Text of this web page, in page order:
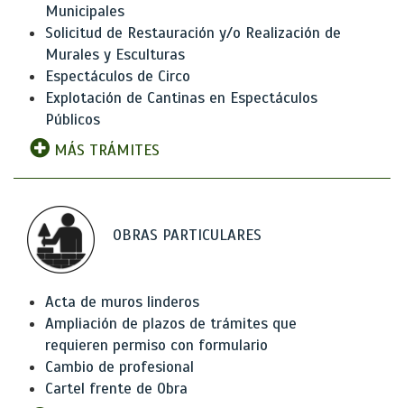
Municipales
Solicitud de Restauración y/o Realización de
Murales y Esculturas
Espectáculos de Circo
Explotación de Cantinas en Espectáculos
Públicos
MÁS TRÁMITES
OBRAS PARTICULARES
Acta de muros linderos
Ampliación de plazos de trámites que
requieren permiso con formulario
Cambio de profesional
Cartel frente de Obra